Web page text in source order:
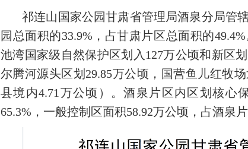
祁连山国家公园甘肃省管理局酒泉分局管
园总面积的33.9%，占甘肃片区总面积的
池湾国家级自然保护区划入127万公顷和新区
尔腾河源头区划29.85万公顷，国营鱼儿红牧
县境内4.71万公顷）。酒泉片区内区划核心
65.3%，一般控制区面积58.92万公顷，占酒泉片